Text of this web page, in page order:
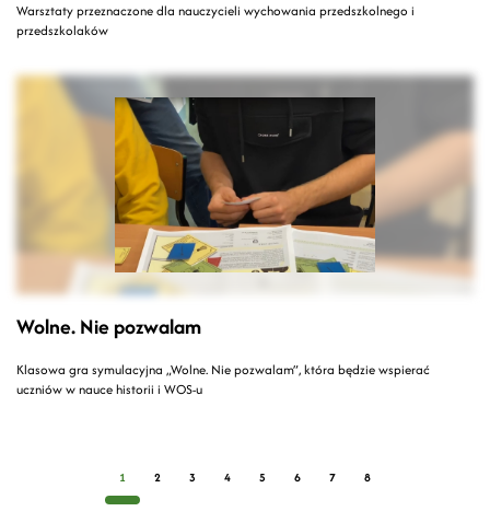
Warsztaty przeznaczone dla nauczycieli wychowania przedszkolnego i
przedszkolaków
Wolne. Nie pozwalam
Klasowa gra symulacyjna „Wolne. Nie pozwalam”, która będzie wspierać
uczniów w nauce historii i WOS-u
1 2 3 4 5 6 7 8